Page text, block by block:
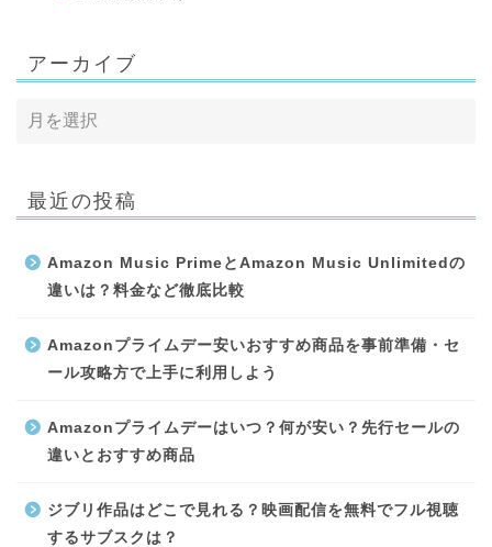
アーカイブ
最近の投稿
Amazon Music PrimeとAmazon Music Unlimitedの
違いは？料金など徹底比較
Amazonプライムデー安いおすすめ商品を事前準備・セ
ール攻略方で上手に利用しよう
Amazonプライムデーはいつ？何が安い？先行セールの
違いとおすすめ商品
ジブリ作品はどこで見れる？映画配信を無料でフル視聴
するサブスクは？